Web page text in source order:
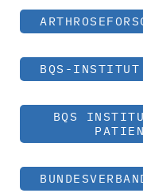
BQS-INSTITUT
BQS